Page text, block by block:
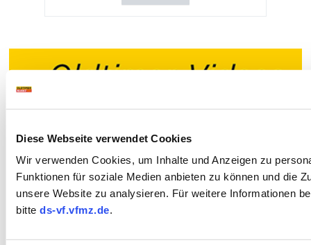
Diese Webseite verwendet Cookies
Wir verwenden Cookies, um Inhalte und Anzeigen zu
Funktionen für soziale Medien anbieten zu können und die
unsere Website zu analysieren. Für weitere Informationen
bitte ds-vf.vfmz.de.